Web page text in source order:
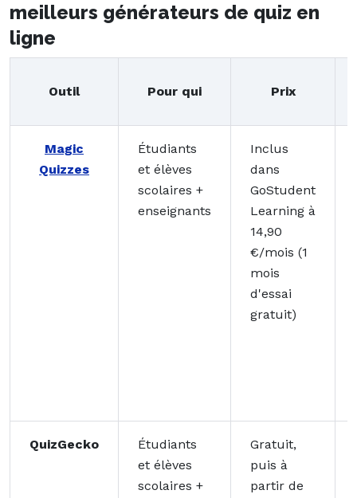
meilleurs générateurs de quiz en
ligne
Outil Pour qui Prix
Magic
Quizzes
Étudiants
et élèves
scolaires +
enseignants
Inclus
dans
GoStudent
Learning à
14,90
€/mois (1
mois
d'essai
gratuit)
QuizGecko
Étudiants
et élèves
scolaires +
Gratuit,
puis à
partir de